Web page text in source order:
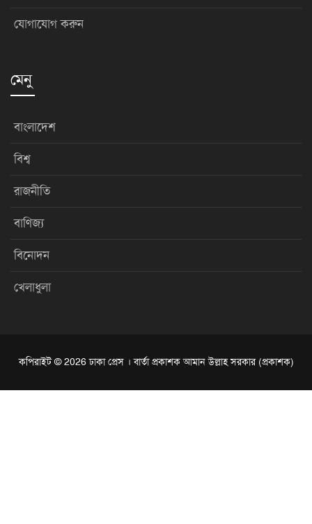
যোগাযোগ করুন
মেনু
বাংলাদেশ
বিশ্ব
রাজনীতি
বাণিজ্য
বিনোদন
খেলাধুলা
কপিরাইট © 2026 ঢাকা প্রেস । বার্তা প্রকাশক আমান উল্লাহ সরকার (প্রকাশক)